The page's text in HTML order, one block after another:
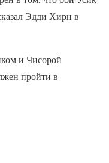
Эдди Хирн в
и Чисорой
пройти в